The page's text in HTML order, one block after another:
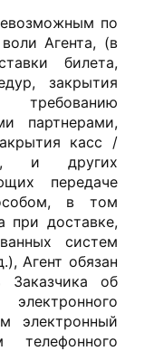
по
Агента, (в
билета,
закрытия
партнерами,
касс /
и других
передаче
в том
при доставке,
систем
Агент обязан
Заказчика об
электронный
телефонного